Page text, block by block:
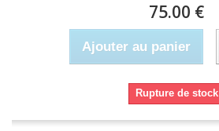
75.00 €
Ajouter au panier
Rupture de stock